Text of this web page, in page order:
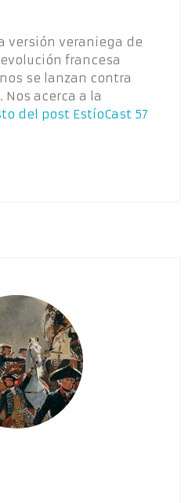
versión veraniega de
francesa
se lanzan contra
acerca a la
del post EstíoCast 57